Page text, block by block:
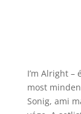
I’m Alright –
most
Sonig, ami